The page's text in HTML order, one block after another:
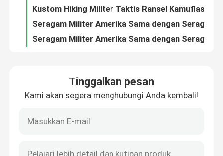
Kontrol Kualitas
Pakaian Taktis Militer
Rompi anti peluru taktis militer
Militer Taktis ACU Seragam T/C 65/35 Pakaian Kamuflase Seragam Militer Rusia
Cina Xinxing Cina Militer Taktis Tentara Pakaian ACU Kamuflase Seragam Pasokan
ACU Militer Taktis Memakai Seragam Set Celana Kemeja Topi Rip Stop Poly Cotton
Tinggalkan pesan
Kami akan segera menghubungi Anda kembali!